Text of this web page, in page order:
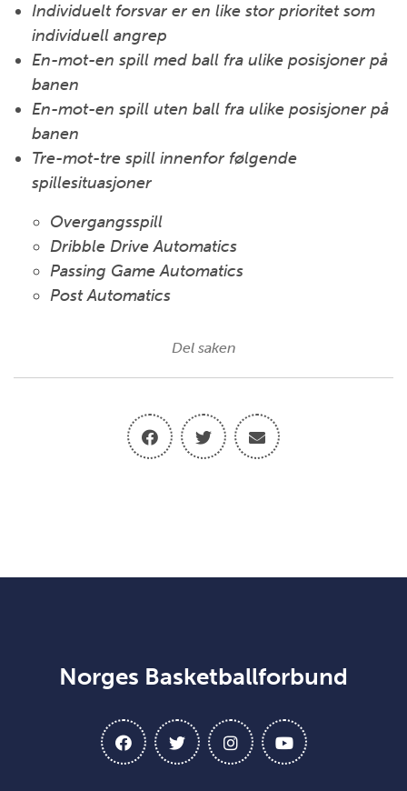
Individuelt forsvar er en like stor prioritet som
individuell angrep
En-mot-en spill med ball fra ulike posisjoner på
banen
En-mot-en spill uten ball fra ulike posisjoner på
banen
Tre-mot-tre spill innenfor følgende
spillesituasjoner
Overgangsspill
Dribble Drive Automatics
Passing Game Automatics
Post Automatics
Del saken
Norges Basketballforbund